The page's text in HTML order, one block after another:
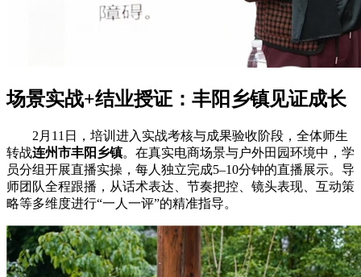
场景实战+结业授证：丰阳乡镇见证成长
2月11日，培训进入实战考核与成果验收阶段，全体师生
转战连州市丰阳 乡镇。在真实电商场景与户外田园环境中，学
员分组开展直播实操，每人独立完成5–10分钟的直播展示。导
师团队全程跟播，从话术表达、节奏把控、镜头表现、互动策
略等多维度进行“一人一评”的精准指导。